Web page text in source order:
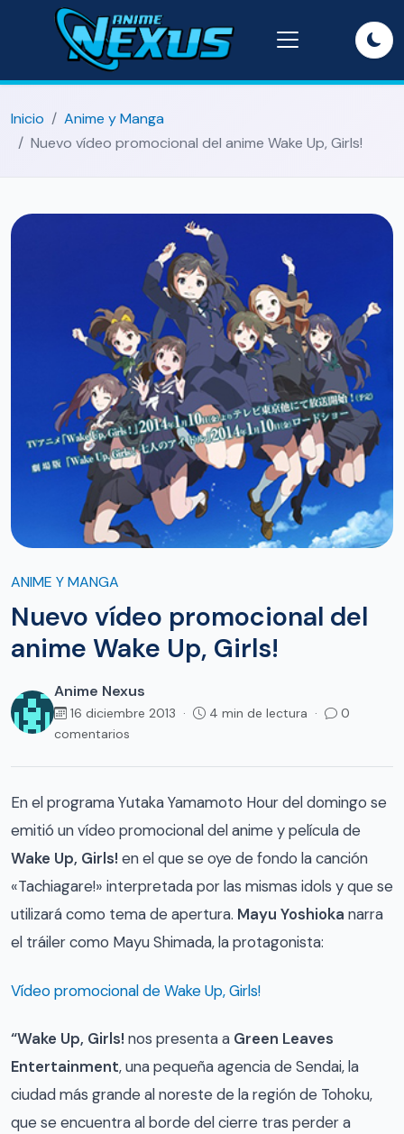
Inicio
Anime y Manga
Nuevo vídeo promocional del anime Wake Up, Girls!
ANIME Y MANGA
Nuevo vídeo promocional del
anime Wake Up, Girls!
Anime Nexus
16 diciembre 2013 · 4 min de lectura ·
0
comentarios
En el programa Yutaka Yamamoto Hour del domingo se
emitió un vídeo promocional del anime y película de
Wake Up, Girls! en el que se oye de fondo la canción
«Tachiagare!» interpretada por las mismas idols y que se
utilizará como tema de apertura. Mayu Yoshioka narra
el tráiler como Mayu Shimada, la protagonista:
Vídeo promocional de Wake Up, Girls!
“Wake Up, Girls! nos presenta a Green Leaves
Entertainment, una pequeña agencia de Sendai, la
ciudad más grande al noreste de la región de Tohoku,
que se encuentra al borde del cierre tras perder a